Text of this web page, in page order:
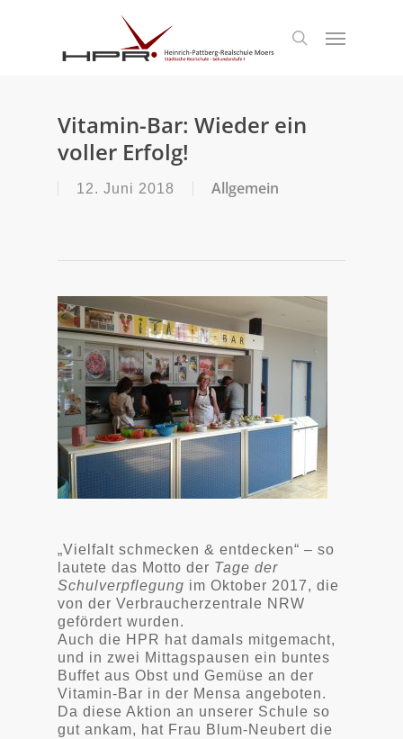
search
Menu
Vitamin-Bar: Wieder ein
voller Erfolg!
12. Juni 2018 Allgemein
„Vielfalt schmecken & entdecken“ – so
lautete das Motto der Tage der
Schulverpflegung im Oktober 2017, die
von der Verbraucherzentrale NRW
gefördert wurden.
Auch die HPR hat damals mitgemacht,
und in zwei Mittagspausen ein buntes
Buffet aus Obst und Gemüse an der
Vitamin-Bar in der Mensa angeboten.
Da diese Aktion an unserer Schule so
gut ankam, hat Frau Blum-Neubert die